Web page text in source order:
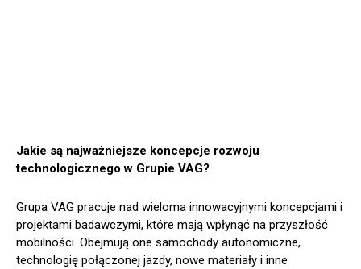
Jakie są najważniejsze koncepcje rozwoju
technologicznego w Grupie VAG?
Grupa VAG pracuje nad wieloma innowacyjnymi koncepcjami i
projektami badawczymi, które mają wpłynąć na przyszłość
mobilności. Obejmują one samochody autonomiczne,
technologię połączonej jazdy, nowe materiały i inne